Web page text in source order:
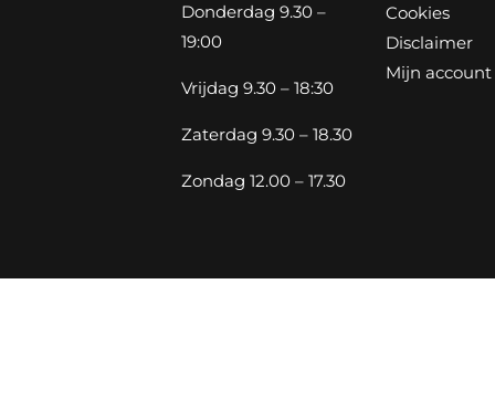
Donderdag 9.30 –
19:00
Vrijdag 9.30 – 18:30
Zaterdag 9.30 – 18.30
Zondag 12.00 – 17.30
Cookies
Disclaimer
Mijn account